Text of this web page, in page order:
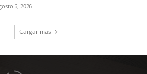
6, 2026
Cargar más